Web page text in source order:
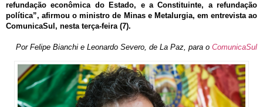
refundação econômica do Estado, e a Constituinte, a refundação
política”, afirmou o ministro de Minas e Metalurgia, em entrevista ao
ComunicaSul, nesta terça-feira (7).
Por Felipe Bianchi e Leonardo Severo, de La Paz, para o ComunicaSul